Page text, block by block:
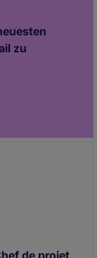
zu
de projet